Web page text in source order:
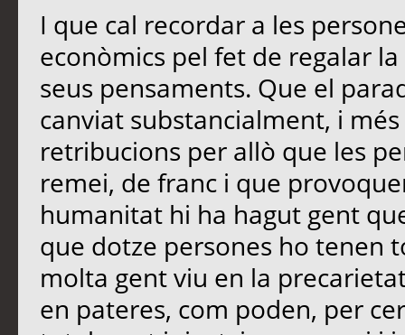
I que cal recordar a les
econòmics pel fet de regalar
seus pensaments. Que el
canviat substancialment, i
retribucions per allò que les
remei, de franc i que
humanitat hi ha hagut gent
que dotze persones ho tenen
molta gent viu en la
en pateres, com poden, per